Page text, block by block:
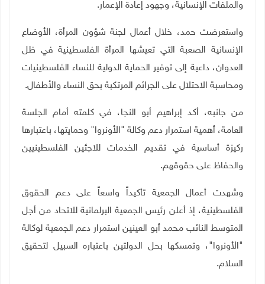
والملفات الإنسانية، وجهود إعادة الإعمار.
واستعرضت حمد، خلال أعمال لجنة شؤون المرأة، الأوضاع
الإنسانية الصعبة التي تعيشها المرأة الفلسطينية في ظل
العدوان، داعية إلى توفير الحماية الدولية للنساء الفلسطينيات
ومحاسبة الاحتلال على الجرائم المرتكبة بحق النساء والأطفال.
من جانبه، أكد إبراهيم أبو النجا، في كلمته أمام الجلسة
العامة، أهمية استمرار دعم وكالة "الأونروا" وحمايتها، باعتبارها
ركيزة أساسية في تقديم الخدمات للاجئين الفلسطينيين
والحفاظ على حقوقهم.
وشهدت أعمال الجمعية تأكيداً واسعاً على دعم الحقوق
الفلسطينية، إذ أعلن رئيس الجمعية البرلمانية للاتحاد من أجل
المتوسط النائب محمد أبو العينين استمرار دعم الجمعية لوكالة
"الأونروا"، وتمسكها بحل الدولتين باعتباره السبيل لتحقيق
السلام.